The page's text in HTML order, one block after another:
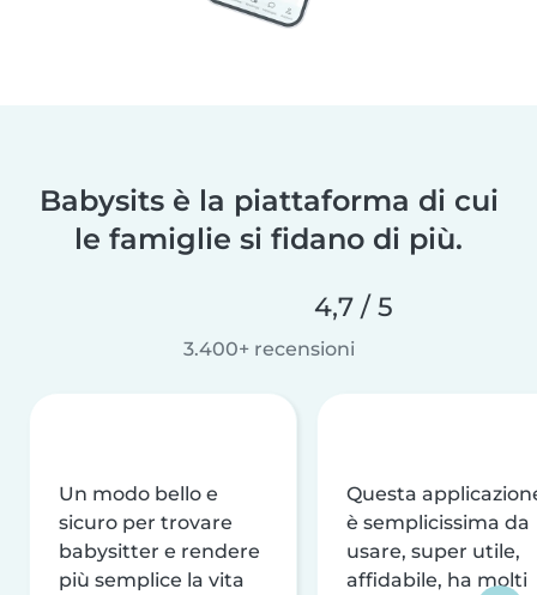
Babysits è la piattaforma di cui
le famiglie si fidano di più.
4,7 / 5
3.400+ recensioni
Un modo bello e
sicuro per trovare
babysitter e rendere
più semplice la vita
Questa
è semplicissima da
usare, super utile,
affidabile, ha molti